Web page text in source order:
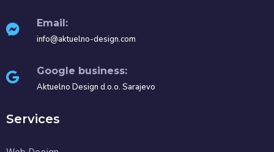
Email:
info@aktuelno-design.com
Google business:
Aktuelno Design d.o.o. Sarajevo
Services